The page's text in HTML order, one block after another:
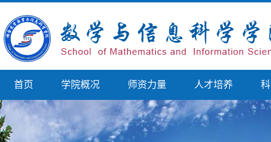
首页 学院概况 师资力量 人才培养